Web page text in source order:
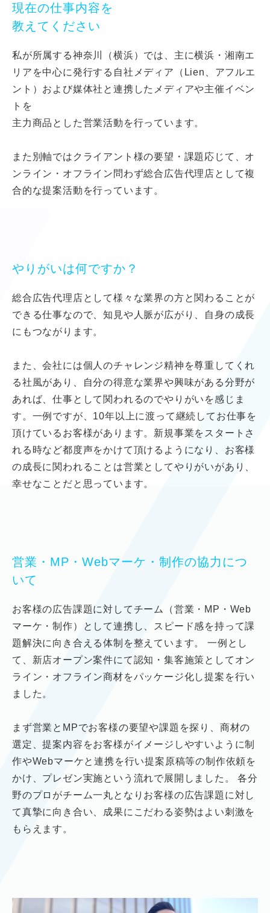
現在の仕事内容を
教えてください
私が所属する神奈川（横浜）では、主に横浜・湘南エ
リアを中心に発行する 自社メディア（Lien、アフルエ
ント）および媒体社と連携したメディアや主催イベン
トを
主力商品とした営業活動を行っています。
また別軸ではクライアント様の要望・課題応じて、オ
ンライン・オフライン問わず総合広告代理店として複
合的な提案活動を行っています。
やりがいは何ですか？
総合広告代理店として様々な業界の方と関わることが
できる仕事なので、知見や人脈が広がり、自身の成長
にもつながります。
また、会社には個人のチャレンジ精神を尊重してくれ
る社風があり、
自分の得意な業界や興味がある分野が
あれば、仕事として関われるのでやりがいを感じま
す。 一例ですが、10年以上に渡って継続してお仕事を
頂けているお客様があります。 新規事業をスタートさ
れる時など都度声をかけて頂けるようになり、 お客様
の成長に関われることは営業としてやりがいがあり、
幸せなことだと思っています。
営業・MP・Webマーケ・制作の協力につ
いて
お客様の広告課題に対してチーム（営業・MP・Web
マーケ・制作）として連携し、
スピード感を持って課
題解決に向き合える体制を整えています。
一例とし
て、新店オープン案件にて認知・集客施策として オン
ライン・オフライン商材をパッケージ化し提案を行い
ました。
まず営業とMPでお客様の要望や課題を探り、商材の
選定、提案内容をお客様がイメージしやすいように制
作やWebマーケと連携を行い提案原稿等の制作依頼を
かけ、 プレゼン実施という流れで展開しました。各分
野のプロがチーム一丸となりお客様の広告課題に対し
て真摯に向き合い、
成果にこだわる姿勢はよい刺激を
もらえます。